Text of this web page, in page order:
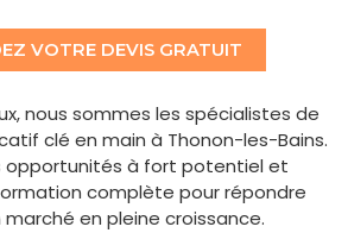
VOTRE DEVIS GRATUIT
nous sommes les spécialistes de
clé en main à Thonon-les-Bains.
opportunités à fort potentiel et
complète pour répondre
marché en pleine croissance.